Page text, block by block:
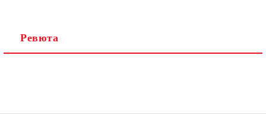
Ревюта